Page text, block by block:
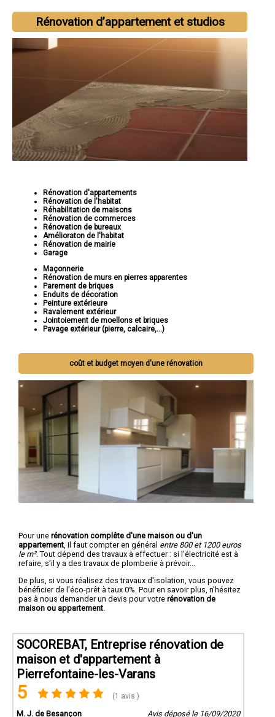
Rénovation d’appartement et studios
Rénovation d'appartements
Rénovation de l'habitat
Réhabilitation de maisons
Rénovation de commerces
Rénovation de bureaux
Amélioraton de l'habitat
Rénovation de mairie
Garage
Maçonnerie
Rénovation de murs en pierres apparentes
Parement de briques
Enduits de décoration
Peinture extérieure
Ravalement extérieur
Jointoiement de moellons et briques
Pavage extérieur (pierre, calcaire,...)
coût et budget moyen d'une rénovation
Pour une rénovation complête d'une maison ou d'un
appartement , il faut compter en général entre 800 et 1200 euros
le m². Tout dépend des travaux à effectuer : si l'électricité est à
refaire, s'il y a des travaux de plomberie à prévoir...
De plus, si vous réalisez des travaux d'isolation, vous pouvez
bénéficier de l'éco-prêt à taux 0%. Pour en savoir plus, n'hésitez
pas à nous demander un devis pour votre rénovation de
maison ou appartement
SOCOREBAT, Entreprise rénovation de
maison et d'appartement à
Pierrefontaine-les-Varans
5 (1 avis )
M. J. de Besançon Avis déposé le 16/09/2020